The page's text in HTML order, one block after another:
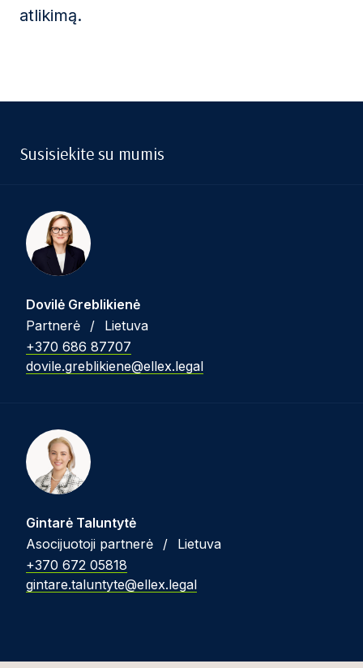
atlikimą.
Susisiekite su mumis
Dovilė Greblikienė
Partnerė
/
Lietuva
+370 686 87707
dovile.greblikiene@ellex.legal
Gintarė Taluntytė
Asocijuotoji partnerė
/
Lietuva
+370 672 05818
gintare.taluntyte@ellex.legal